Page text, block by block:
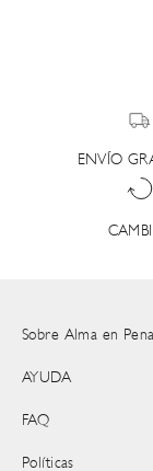
ENVÍO
Sobre Alma en Pena
AYUDA
FAQ
Políticas